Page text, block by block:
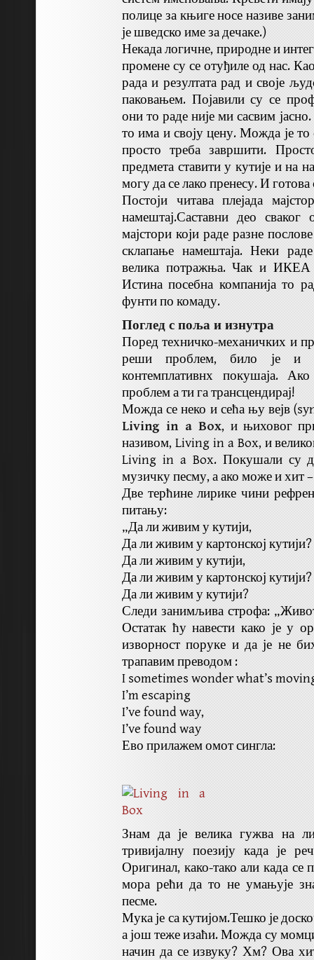
полице за књиге носе називе
је шведско име за дечаке.)
Некада логичне, природне и
промене су се отуђиле од нас.
рада и резултата рад и своје
паковањем. Појавили су се
они то раде није ми сасвим
то има и своју цену. Можда је
просто треба завршити.
предмета ставити у кутије и на
могу да се лако пренесу. И готова
Постоји читава плејада
намештај.Саставни део сваког
мајстори који раде разне
склапање намештаја. Неки
велика потражња. Чак и ИКЕА
Истина посебна компанија то
фунти по комаду.
Поглед с поља и изнутра
Поред техничко-механичких и
реши проблем, било је и
контемплативнх покушаја.
проблем а ти га трансцендирај!
Можда се неко и сећа њу вејв
Living in a Box, и њиховог
називом, Living in a Box, и
Living in a Box. Покушали су
музичку песму, а ако може и хит
Две терћине лирике чини
питању:
„Да ли живим у кутији,
Да ли живим у картонској кутији?
Да ли живим у кутији,
Да ли живим у картонској кутији?
Да ли живим у кутији?
Следи занимљива строфа:
Остатак ћу навести како је у
изворност поруке и да је не
трапавим преводом :
I sometimes wonder what’s
I’m escaping
I’ve found way,
I’ve found way
Ево прилажем омот сингла:
Знам да је велика гужва на
тривијалну поезију када је
Оригинал, како-тако али када се
мора рећи да то не умањује
песме.
Мука је са кутијом.Тешко је
а још теже изаћи. Можда су
начин да се извуку? Хм? Ова